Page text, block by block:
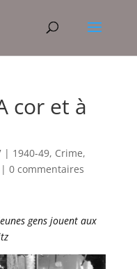
cor et à
| 1940-49, Crime,
0 commentaires
gens jouent aux